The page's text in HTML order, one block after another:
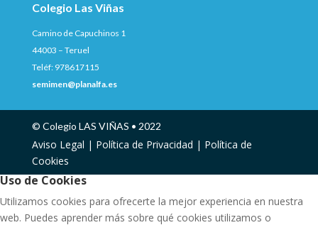
Colegio Las Viñas
Camino de Capuchinos 1
44003 – Teruel
Teléf: 978617115
semimen@planalfa.es
© Colegio LAS VIÑAS • 2022
Aviso Legal | Política de Privacidad | Política de
Cookies
Uso de Cookies
Utilizamos cookies para ofrecerte la mejor experiencia en nuestra
web. Puedes aprender más sobre qué cookies utilizamos o